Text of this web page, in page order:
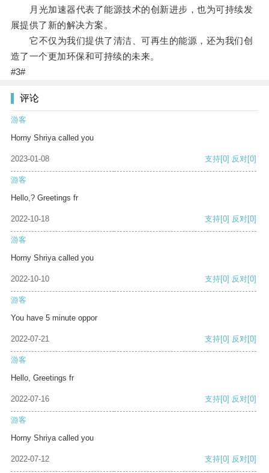
月光加速器代表了能源技术的创新进步，也为可持续发
展提供了新的解决方案。
它不仅为我们提供了清洁、可再生的能源，还为我们创
造了一个更加环保和可持续的未来。
#3#
评论
游客
Horny Shriya called you
2023-01-08 支持[0] 反对[0]
游客
Hello,? Greetings fr
2022-10-18 支持[0] 反对[0]
游客
Horny Shriya called you
2022-10-10 支持[0] 反对[0]
游客
You have 5 minute oppor
2022-07-21 支持[0] 反对[0]
游客
Hello, Greetings fr
2022-07-16 支持[0] 反对[0]
游客
Horny Shriya called you
2022-07-12 支持[0] 反对[0]